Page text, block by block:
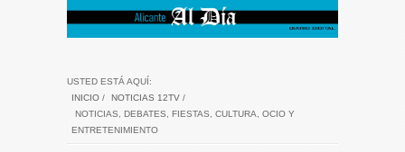
USTED ESTÁ AQUÍ:
INICIO / NOTICIAS 12TV /
NOTICIAS, DEBATES, FIESTAS, CULTURA, OCIO Y
ENTRETENIMIENTO